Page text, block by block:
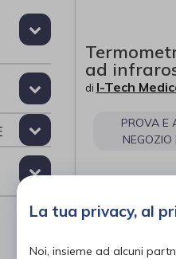
ad
di I-Tech
PROVA E
NEGOZIO
La tua privacy, al
Noi, insieme ad alcuni